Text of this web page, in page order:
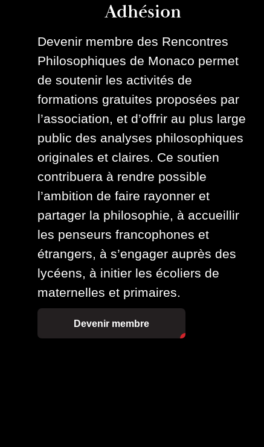
Adhésion
Devenir membre des Rencontres
Philosophiques de Monaco permet
de soutenir les activités de
formations gratuites proposées par
l’association, et d’offrir au plus large
public des analyses philosophiques
originales et claires. Ce soutien
contribuera à rendre possible
l’ambition de faire rayonner et
partager la philosophie, à accueillir
les penseurs francophones et
étrangers, à s’engager auprès des
lycéens, à initier les écoliers de
maternelles et primaires.
Devenir membre